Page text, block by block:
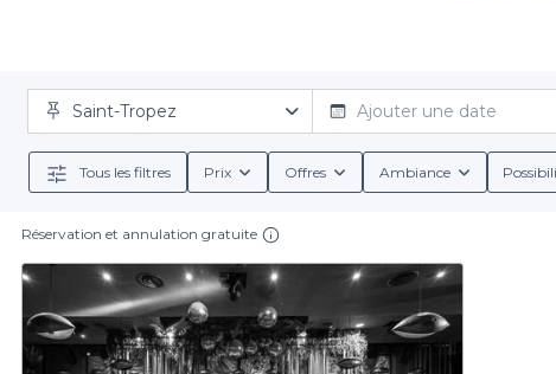
Saint-Tropez Ajouter une date
Tous les filtres Prix Offres Ambiance
Réservation et annulation gratuite